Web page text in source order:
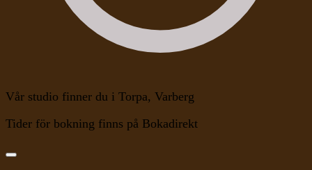
Vår studio finner du i Torpa, Varberg
Tider för bokning finns på Bokadirekt